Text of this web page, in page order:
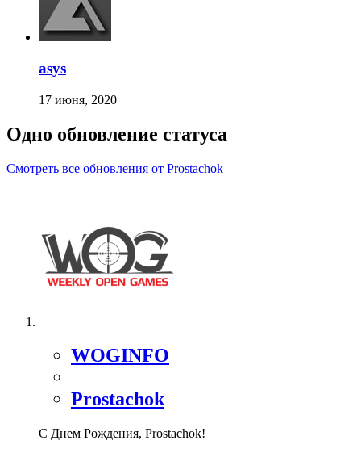
asys
17 июня, 2020
Одно обновление статуса
Смотреть все обновления от Prostachok
WOGINFO
Prostachok
С Днем Рождения, Prostachok!